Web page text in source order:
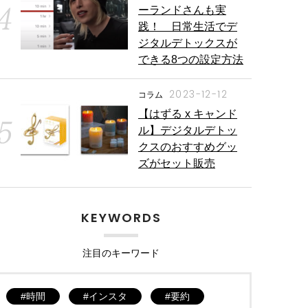
ーランドさんも実
践！ 日常生活でデ
ジタルデトックスが
できる8つの設定方法
コラム 2023-12-12
【はずる x キャンド
ル】デジタルデトッ
クスのおすすめグッ
ズがセット販売
KEYWORDS
注目のキーワード
時間 インスタ 要約